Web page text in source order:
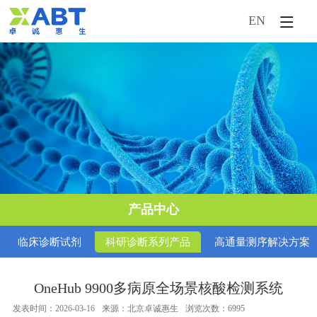
EN
首页
企业概况
新闻中心
产品中心
市场活动
产品中心
临床诊断试剂 科研诊断系列产品 高通量测序解决方案
OneHub 9900多病原全场景核酸检测系统
发表时间：2026-03-16 来源：北京卓诚惠生 浏览次数：6995